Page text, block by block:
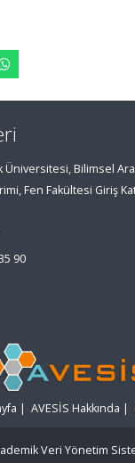
Üniversitesi, Bilimsel
Fen Fakültesi Giriş
90
| AVESİS Hakkında |
Veri Yönetim